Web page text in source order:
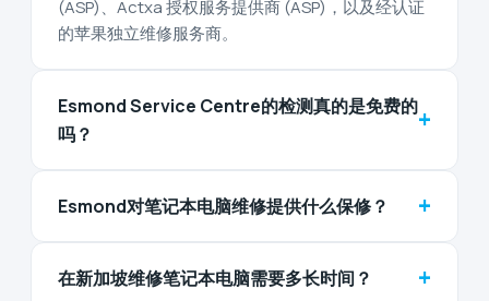
(ASP)、Actxa 授权服务提供商 (ASP)，以及经认证
的苹果独立维修服务商。
Esmond Service Centre的检测真的是免费的
吗？
+
Esmond对笔记本电脑维修提供什么保修？ +
在新加坡维修笔记本电脑需要多长时间？ +